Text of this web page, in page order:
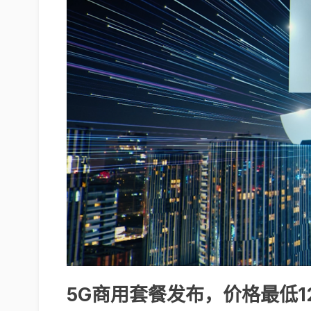
5G商用套餐发布，价格最低